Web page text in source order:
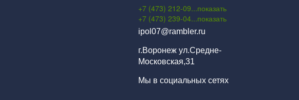
+7 (473) 212-09...показать
+7 (473) 239-04...показать
ipol07@rambler.ru
г.Воронеж ул.Средне-
Московская,31
Мы в социальных сетях